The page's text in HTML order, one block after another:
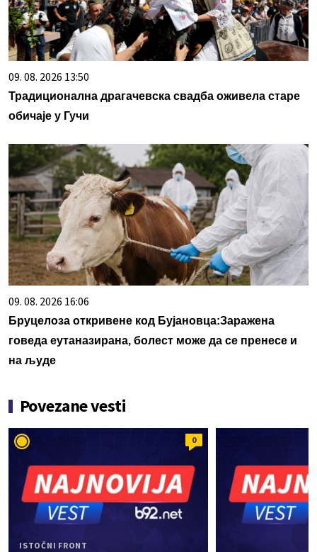
09. 08. 2026 13:50
Традиционална драгачевска свадба оживела старе
обичаје у Гучи
09. 08. 2026 16:06
Бруцелоза откривене код Бујановца:Заражена
говеда еутаназирана, болест може да се пренесе и
на људе
Povezane vesti
0
ISTOČNI FRONT